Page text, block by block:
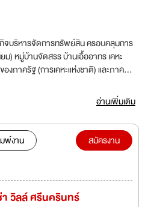
จบริหารจัดการทรัพย์สิน ครอบคลุมการ
) หมู่บ้านจัดสรร บ้านเอื้ออาทร เคหะ
งภาครัฐ (การเคหะแห่งชาติ) และภาค
ารณูปโภค บริษัทมีประสบการณ์การดำเนิน
งกับการเคหะแห่งชาติในการดูแลและ
อ่านเพิ่มเติม
พ์งาน
สมัครงาน
วิลล์ ศรีนครินทร์